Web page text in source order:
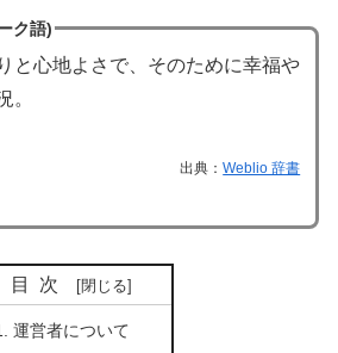
ク語)
と心地よさで、そのために幸福や
。
出典：Weblio 辞書
目次
運営者について